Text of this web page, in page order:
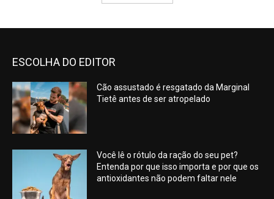
ESCOLHA DO EDITOR
Cão assustado é resgatado da Marginal
Tietê antes de ser atropelado
Você lê o rótulo da ração do seu pet?
Entenda por que isso importa e por que os
antioxidantes não podem faltar nele